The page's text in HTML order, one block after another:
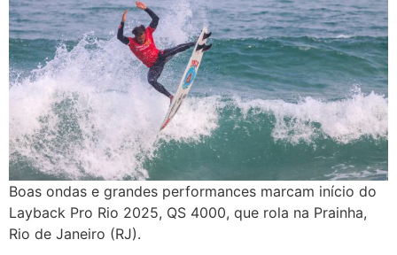
Boas ondas e grandes performances marcam início do
Layback Pro Rio 2025, QS 4000, que rola na Prainha,
Rio de Janeiro (RJ).